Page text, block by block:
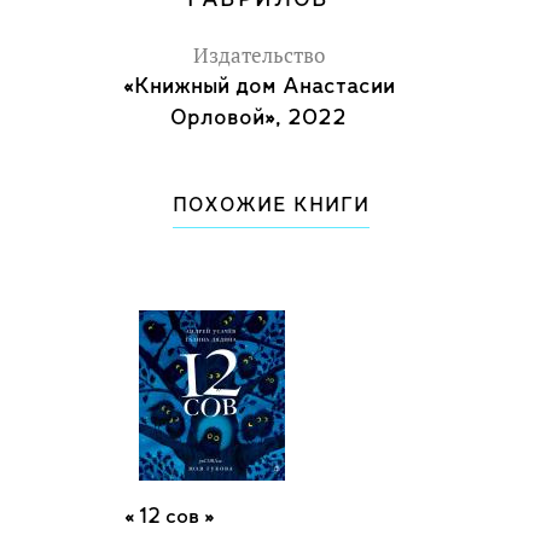
Издательство
«Книжный дом Анастасии
Орловой», 2022
ПОХОЖИЕ КНИГИ
12 сов »